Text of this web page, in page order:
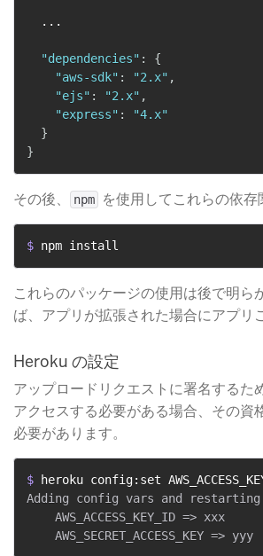
  ...
"dependencies" :
{
"aws-sdk" : "2.x" ,
"ejs" : "2.x" ,
"express" :
"4.x"
}
}
その後、 npm を使用してこれらの依
$ npm install
これらのパッケージの使用は後で明
ば、アプリが拡張された場合にアプ
Heroku の設定
アップロードリクエストに署名する
アクセスする必要がある場合、その
必要があります。
$
heroku config:set
Adding config vars and
    AWS_ACCESS_KEY_ID => xxx